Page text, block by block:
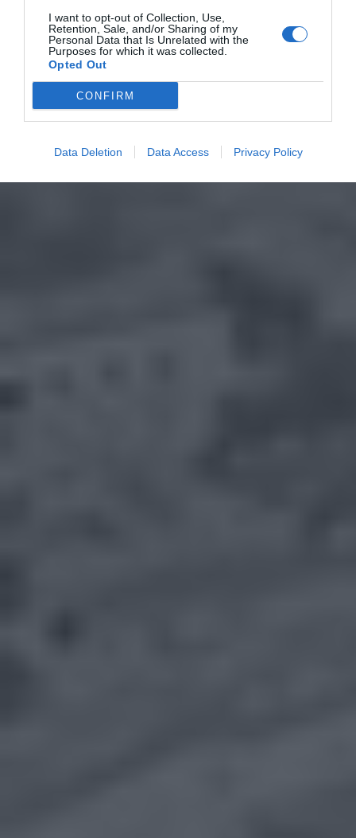
I want to opt-out of Collection, Use,
Retention, Sale, and/or Sharing of my
Personal Data that Is Unrelated with the
Purposes for which it was collected.
Opted Out
CONFIRM
Data Deletion Data Access Privacy Policy